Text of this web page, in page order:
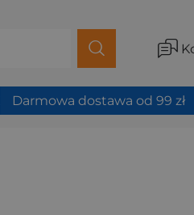
Darmowa dostawa od 99 zł